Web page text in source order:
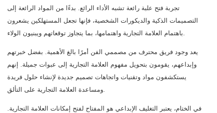
تجربة فتح علبة رائعة تشبه الأداء الرائع. بدءًا من المواد الرائعة إلى
التصميمات الذكية والديكورات الشخصية، فإنها تجعل المستهلكين يشعرون
باهتمام العلامة التجارية واهتمامها، بما يتجاوز توقعاتهم ويبنيون الولاء.
يعد وجود فريق محترف من مصممي الفن أمرًا بالغ الأهمية. بفضل خبرتهم
وإبداعهم، يقومون بتحويل مفهوم العلامة التجارية إلى عبوات جميلة. إنهم
يستكشفون مواد وتقنيات واتجاهات تصميم جديدة لإنشاء حلول فريدة
ومساعدة العلامة التجارية على التألق.
في الختام، يعتبر التغليف الإبداعي هو المفتاح لفتح إمكانات العلامة التجارية.